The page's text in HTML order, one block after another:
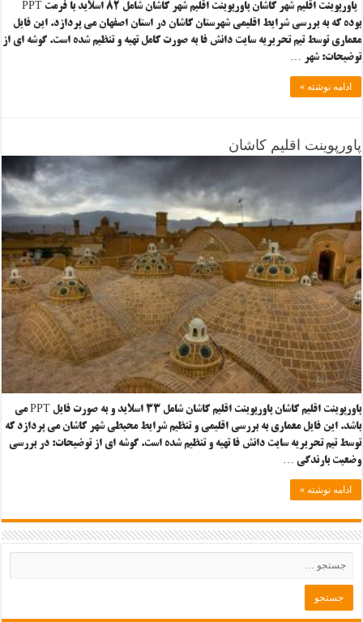
پاورپوینت اقلیم شهر کاشان پاورپوینت اقلیم شهر کاشان شامل ۸۲ اسلاید با فرمت PPT
بوده که به بررسی شرایط اقلیمی شهرستان کاشان در استان اصفهان می پردازد. این فایل
معماری توسط تیم تحریریه سایت دانش فا به صورت کامل تهیه و تنظیم شده است. گوشه ای از
توضیحات: شهر …
ادامه نوشته »
پاورپوینت اقلیم کاشان
پاورپوینت اقلیم کاشان پاورپوینت اقلیم کاشان شامل ۳۳ اسلاید و به صورت فایل PPT می
باشد. این فایل معماری به بررسی اقلیمی و تنظیم شرایط محیطی شهر کاشان می پردازد که
توسط تیم تحریریه سایت دانش فا تهیه و تنظیم شده است. گوشه ای از توضیحات: در بررسی
وضعیت بارندگی …
ادامه نوشته »